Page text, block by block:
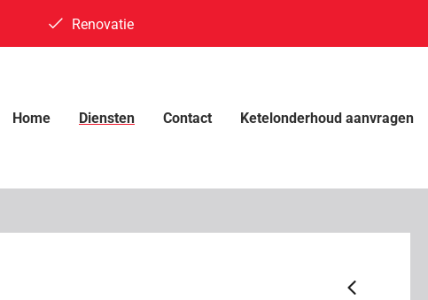
Renovatie
Home Diensten Contact Ketelonderhoud aanvragen